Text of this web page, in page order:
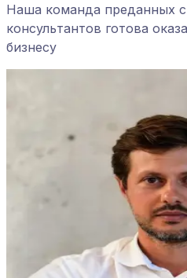
Наша команда преданных
консультантов готова
бизнесу